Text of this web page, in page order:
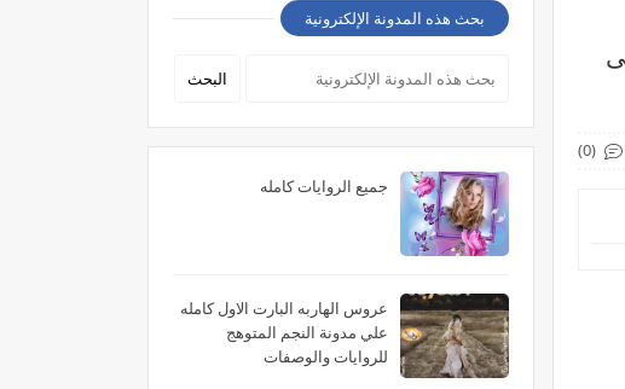
(0)
بحث هذه المدونة الإلكترونية
جميع الروايات كامله
عروس الهاربه البارت الاول كامله
علي مدونة النجم المتوهج
للروايات والوصفات